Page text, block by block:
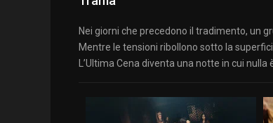
Nei giorni che precedono il tradimento, un
Mentre le tensioni ribollono sotto la
L’Ultima Cena diventa una notte in cui